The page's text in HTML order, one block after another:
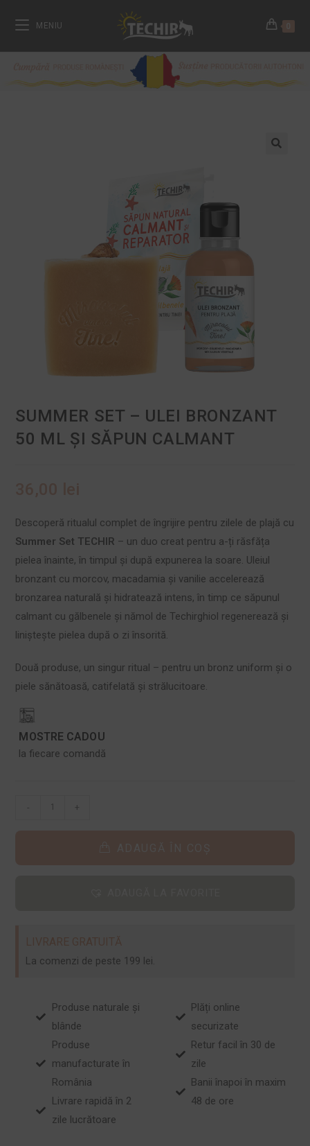
MENIU
SUMMER SET – ULEI BRONZANT
50 ML ȘI SĂPUN CALMANT
Descoperă ritualul complet de îngrijire pentru zilele de plajă cu
Summer Set TECHIR – un duo creat pentru a-ți răsfăța
pielea înainte, în timpul și după expunerea la soare. Uleiul
bronzant cu morcov, macadamia și vanilie accelerează
bronzarea naturală și hidratează intens, în timp ce săpunul
calmant cu gălbenele și nămol de Techirghiol regenerează și
liniștește pielea după o zi însorită.
Două produse, un singur ritual – pentru un bronz uniform și o
piele sănătoasă, catifelată și strălucitoare.
MOSTRE CADOU
la fiecare comandă
- +
LIVRARE GRATUITĂ
La comenzi de peste 199 lei.
Produse naturale și
blânde
Produse
manufacturate în
România
Livrare rapidă în 2
zile lucrătoare
Plăți online
securizate
Retur facil în 30 de
zile
Banii înapoi în maxim
48 de ore